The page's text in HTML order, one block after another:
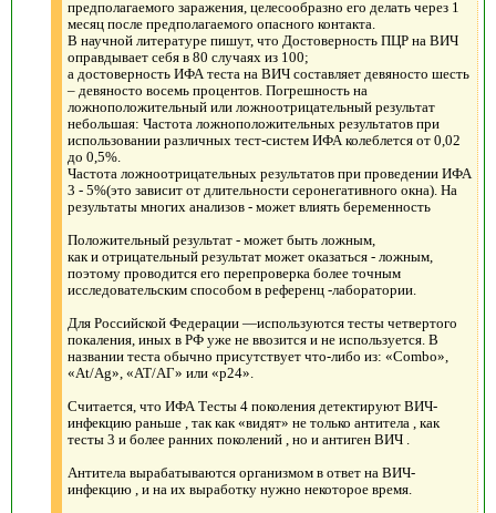
предполагаемого заражения, целесообразно его делать через 1
месяц после предполагаемого опасного контакта.
В научной литературе пишут, что Достоверность ПЦР на ВИЧ
оправдывает себя в 80 случаях из 100;
а достоверность ИФА теста на ВИЧ составляет девяносто шесть
– девяносто восемь процентов. Погрешность на
ложноположительный или ложноотрицательный результат
небольшая: Частота ложноположительных результатов при
использовании различных тест-систем ИФА колеблется от 0,02
до 0,5%.
Частота ложноотрицательных результатов при проведении ИФА
3 - 5%(это зависит от длительности серонегативного окна). На
результаты многих анализов - может влиять беременность
Положительный результат - может быть ложным,
как и отрицательный результат может оказаться - ложным,
поэтому проводится его перепроверка более точным
исследовательским способом в референц -лаборатории.
Для Российской Федерации —используются тесты четвертого
покаления, иных в РФ уже не ввозится и не используется. В
названии теста обычно присутствует что-либо из: «Combo»,
«At/Ag», «АТ/АГ» или «p24».
Считается, что ИФА Тесты 4 поколения детектируют ВИЧ-
инфекцию раньше , так как «видят» не только антитела , как
тесты 3 и более ранних поколений , но и антиген ВИЧ .
Антитела вырабатываются организмом в ответ на ВИЧ-
инфекцию , и на их выработку нужно некоторое время.